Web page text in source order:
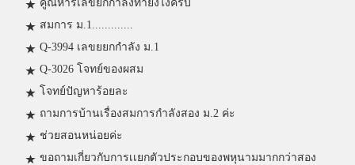
คูณหารเลขยกกำลังทำยังไงครับ
สมการ ม.1.............
Q-3994 เลขยยกกำลัง ม.1
Q-3026 โจทย์ของผสม
โจทย์ปัญหาร้อยละ
ถามการบ้านเรื่องสมการกำลังสอง ม.2 ค่ะ
ช่วยสอนหน่อยค่ะ
ขอถามเกี่ยวกับการเเยกตัวประกอบของพหุนามมากกว่าสอง